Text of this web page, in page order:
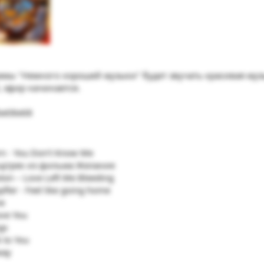
"Немного хорошей музыки" будет звучать красивая
начинается.
- You Don't Know Me
из фильма Желание
– Love Left Me Bleeding
- Feel like going home
You
to You